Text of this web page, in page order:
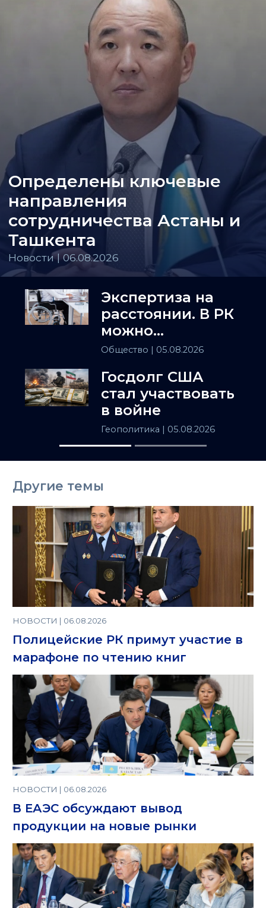
Определены ключевые
направления
сотрудничества Астаны и
Ташкента
Новости | 06.08.2026
Экспертиза на
расстоянии. В РК
можно
установить
заочно
Общество | 05.08.2026
Госдолг США
стал участвовать
в войне
Геополитика | 05.08.2026
Другие темы
НОВОСТИ | 06.08.2026
Полицейские РК примут участие в
марафоне по чтению книг
НОВОСТИ | 06.08.2026
В ЕАЭС обсуждают вывод
продукции на новые рынки